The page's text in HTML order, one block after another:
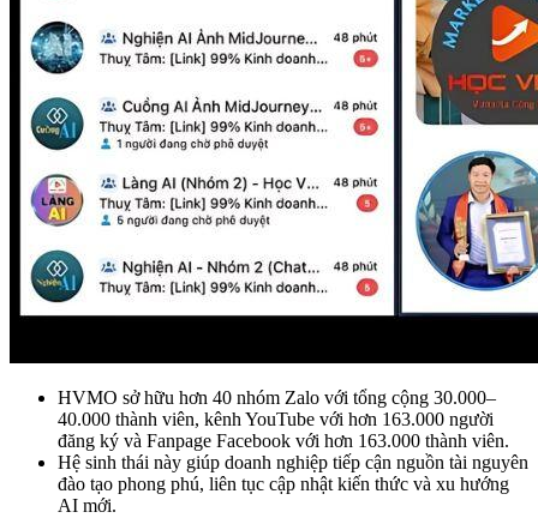
HVMO sở hữu hơn 40 nhóm Zalo với tổng cộng 30.000–
40.000 thành viên, kênh YouTube với hơn 163.000 người
đăng ký và Fanpage Facebook với hơn 163.000 thành viên.
Hệ sinh thái này giúp doanh nghiệp tiếp cận nguồn tài nguyên
đào tạo phong phú, liên tục cập nhật kiến thức và xu hướng
AI mới.